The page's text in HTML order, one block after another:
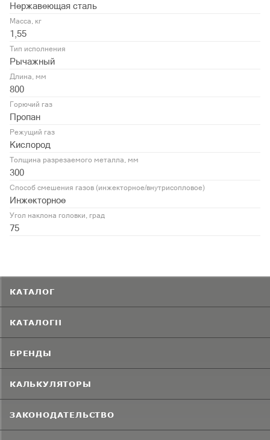
Нержавеющая сталь
Масса, кг
1,55
Тип исполнения
Рычажный
Длина, мм
800
Горючий газ
Пропан
Режущий газ
Кислород
Толщина разрезаемого металла, мм
300
Способ смешения газов (инжекторное/внутрисопловое)
Инжекторное
Угол наклона головки, град
75
КАТАЛОГ
КАТАЛОГИ
БРЕНДЫ
КАЛЬКУЛЯТОРЫ
ЗАКОНОДАТЕЛЬСТВО